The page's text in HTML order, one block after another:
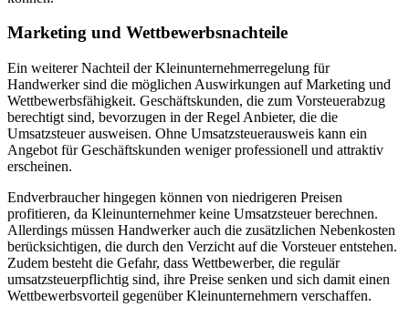
Marketing und Wettbewerbsnachteile
Ein weiterer Nachteil der Kleinunternehmerregelung für
Handwerker sind die möglichen Auswirkungen auf Marketing und
Wettbewerbsfähigkeit. Geschäftskunden, die zum Vorsteuerabzug
berechtigt sind, bevorzugen in der Regel Anbieter, die die
Umsatzsteuer ausweisen. Ohne Umsatzsteuerausweis kann ein
Angebot für Geschäftskunden weniger professionell und attraktiv
erscheinen.
Endverbraucher hingegen können von niedrigeren Preisen
profitieren, da Kleinunternehmer keine Umsatzsteuer berechnen.
Allerdings müssen Handwerker auch die zusätzlichen Nebenkosten
berücksichtigen, die durch den Verzicht auf die Vorsteuer entstehen.
Zudem besteht die Gefahr, dass Wettbewerber, die regulär
umsatzsteuerpflichtig sind, ihre Preise senken und sich damit einen
Wettbewerbsvorteil gegenüber Kleinunternehmern verschaffen.